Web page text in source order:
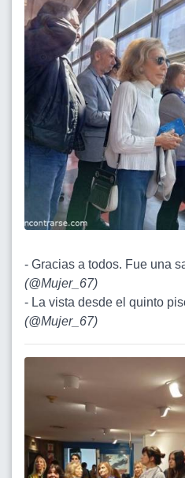
- Gracias a todos. Fue una
(@Mujer_67)
- La vista desde el quinto
(@Mujer_67)